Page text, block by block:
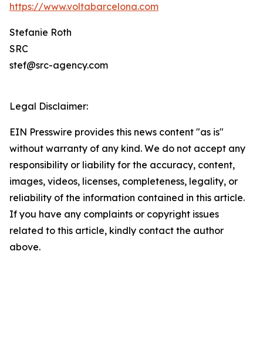
https://www.voltabarcelona.com
Stefanie Roth
SRC
stef@src-agency.com
Legal Disclaimer:
EIN Presswire provides this news content "as is"
without warranty of any kind. We do not accept any
responsibility or liability for the accuracy, content,
images, videos, licenses, completeness, legality, or
reliability of the information contained in this article.
If you have any complaints or copyright issues
related to this article, kindly contact the author
above.